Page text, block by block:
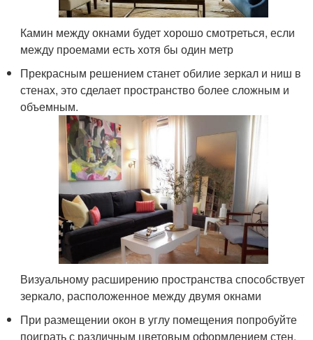
Камин между окнами будет хорошо смотреться, если
между проемами есть хотя бы один метр
Прекрасным решением станет обилие зеркал и ниш в
стенах, это сделает пространство более сложным и
объемным.
Визуальному расширению пространства способствует
зеркало, расположенное между двумя окнами
При размещении окон в углу помещения попробуйте
поиграть с различным цветовым оформлением стен.